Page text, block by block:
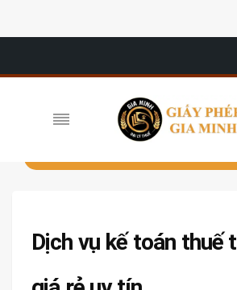
Dịch vụ kế toán thuế